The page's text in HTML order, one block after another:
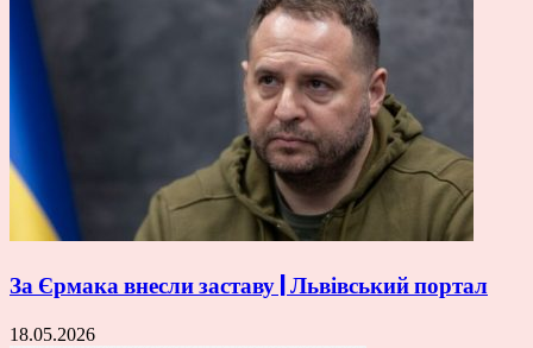
За Єрмака внесли заставу | Львівський портал
18.05.2026